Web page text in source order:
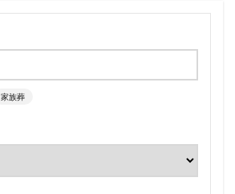
家族葬